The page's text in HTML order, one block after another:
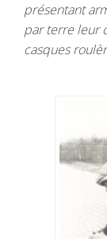
présentant
par terre leur
casques